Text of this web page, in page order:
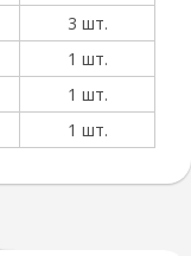
3 шт.
1 шт.
1 шт.
1 шт.